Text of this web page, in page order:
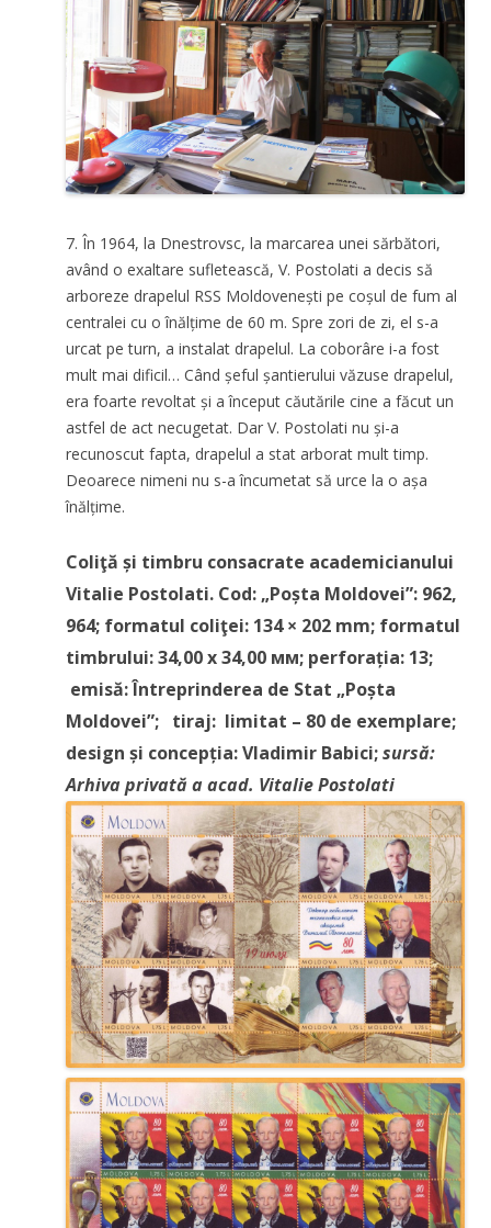
7. În 1964, la Dnestrovsc, la marcarea unei sărbători,
având o exaltare sufletească, V. Postolati a decis să
arboreze drapelul RSS Moldovenești pe coșul de fum al
centralei cu o înălțime de 60 m. Spre zori de zi, el s-a
urcat pe turn, a instalat drapelul. La coborâre i-a fost
mult mai dificil… Când șeful șantierului văzuse drapelul,
era foarte revoltat și a început căutările cine a făcut un
astfel de act necugetat. Dar V. Postolati nu și-a
recunoscut fapta, drapelul a stat arborat mult timp.
Deoarece nimeni nu s-a încumetat să urce la o așa
înălțime.
Coliţă și timbru consacrate academicianului
Vitalie Postolati. Cod: „Poșta Moldovei”: 962,
964; formatul coliţei: 134 × 202 mm; formatul
timbrului: 34,00 х 34,00 мм; perforația: 13;
emisă: Întreprinderea de Stat „Poșta
Moldovei”; tiraj: limitat – 80 de exemplare;
design și concepția: Vladimir Babici;sursă:
Arhiva privată a acad. Vitalie Postolati